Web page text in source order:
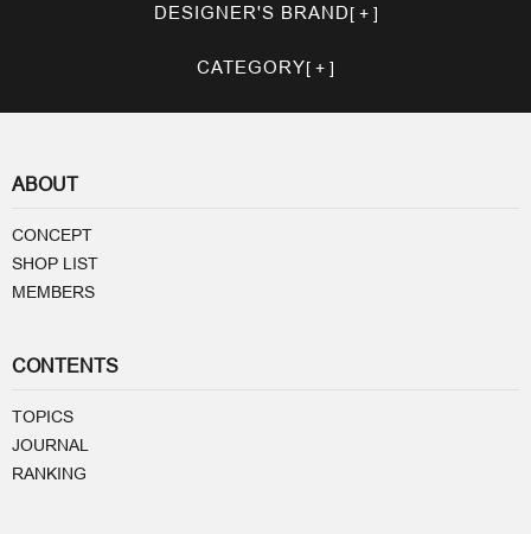
DESIGNER'S BRAND
CATEGORY
ABOUT
CONCEPT
SHOP LIST
MEMBERS
CONTENTS
TOPICS
JOURNAL
RANKING